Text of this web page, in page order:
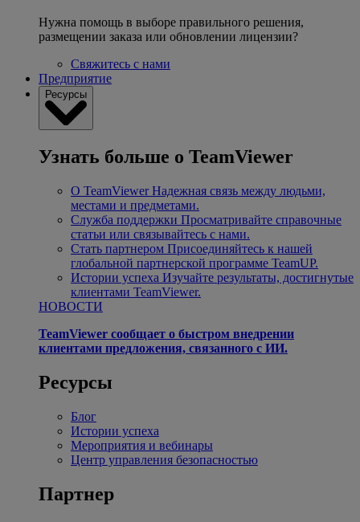
Нужна помощь в выборе правильного решения,
размещении заказа или обновлении лицензии?
Свяжитесь с нами
Предприятие
Ресурсы
Узнать больше о TeamViewer
О TeamViewer Надежная связь между людьми,
местами и предметами.
Служба поддержки Просматривайте справочные
статьи или связывайтесь с нами.
Стать партнером Присоединяйтесь к нашей
глобальной партнерской программе TeamUP.
Истории успеха Изучайте результаты, достигнутые
клиентами TeamViewer.
НОВОСТИ
TeamViewer сообщает о быстром внедрении
клиентами предложения, связанного с ИИ.
Ресурсы
Блог
Истории успеха
Мероприятия и вебинары
Центр управления безопасностью
Партнер